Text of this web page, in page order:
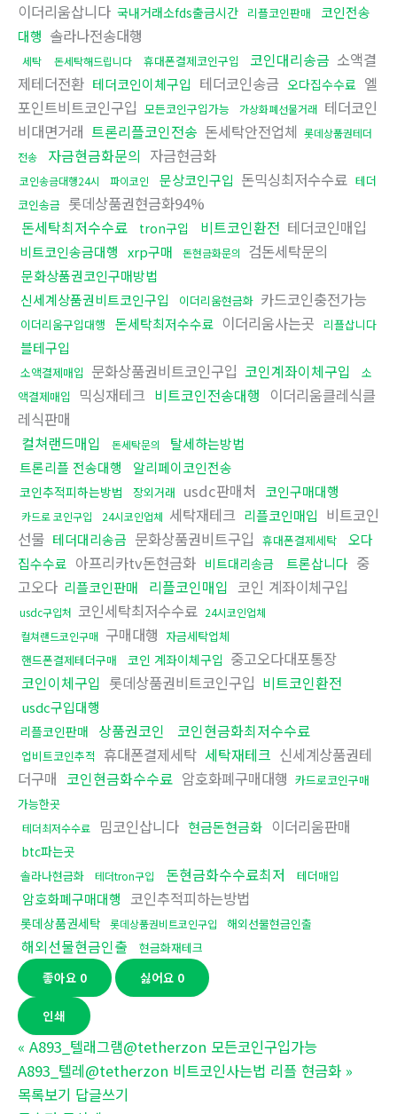
이더리움삽니다 국내거래소fds출금시간 리플코인판매
코인전송
대행 솔라나전송대행
세탁 돈세탁해드립니다 휴대폰결제코인구입 코인대리송금 소액결
제테더전환 테더코인이체구입 테더코인송금 오다집수수료 엘
포인트비트코인구입 모든코인구입가능 가상화폐선물거래 테더코인
비대면거래 트론리플코인전송 돈세탁안전업체 롯데상품권테더
전송
자금현금화문의 자금현금화
코인송금대행24시 파이코인 문상코인구입 돈믹싱최저수수료 테더
코인송금 롯데상품권현금화94%
돈세탁최저수수료
tron구입 비트코인환전 테더코인매입
비트코인송금대행 xrp구매 돈현금화문의 검돈세탁문의
문화상품권코인구매방법
신세계상품권비트코인구입
이더리움현금화 카드코인충전가능
이더리움구입대행 돈세탁최저수수료 이더리움사는곳 리플삽니다
블테구입
소액결제매입 문화상품권비트코인구입 코인계좌이체구입
소
액결제매입
믹싱재테크 비트코인전송대행 이더리움클레식클
레식판매
컬쳐랜드매입
돈세탁문의
탈세하는방법
트론리플 전송대행
알리페이코인전송
코인추적피하는방법 장외거래 usdc판매처 코인구매대행
카드로 코인구입 24시코인업체 세탁재테크 리플코인매입 비트코인
선물 테더대리송금 문화상품권비트구입 휴대폰결제세탁
오다
집수수료 아프리카tv돈현금화 비트대리송금 트론삽니다 중
고오다 리플코인판매 리플코인매입 코인 계좌이체구입
usdc구입처 코인세탁최저수수료 24시코인업체
컬쳐랜드코인구매 구매대행 자금세탁업체
핸드폰결제테더구매
코인 계좌이체구입 중고오다대포통장
코인이체구입 롯데상품권비트코인구입 비트코인환전
usdc구입대행
리플코인판매 상품권코인 코인현금화최저수수료
업비트코인추적 휴대폰결제세탁 세탁재테크 신세계상품권테
더구매 코인현금화수수료 암호화폐구매대행 카드로코인구매
가능한곳
테더최저수수료 밈코인삽니다 현금돈현금화 이더리움판매
btc파는곳
솔라나현금화 테더tron구입 돈현금화수수료최저 테더매입
암호화폐구매대행 코인추적피하는방법
롯데상품권세탁 롯데상품권비트코인구입 해외선물현금인출
해외선물현금인출 현금화재테크
좋아요 0 싫어요 0
인쇄
« A893_텔래그램@tetherzon 모든코인구입가능
A893_텔레@tetherzon 비트코인사는법 리플 현금화 »
목록보기 답글쓰기